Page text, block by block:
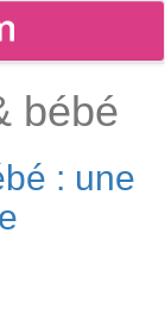
bébé
: une